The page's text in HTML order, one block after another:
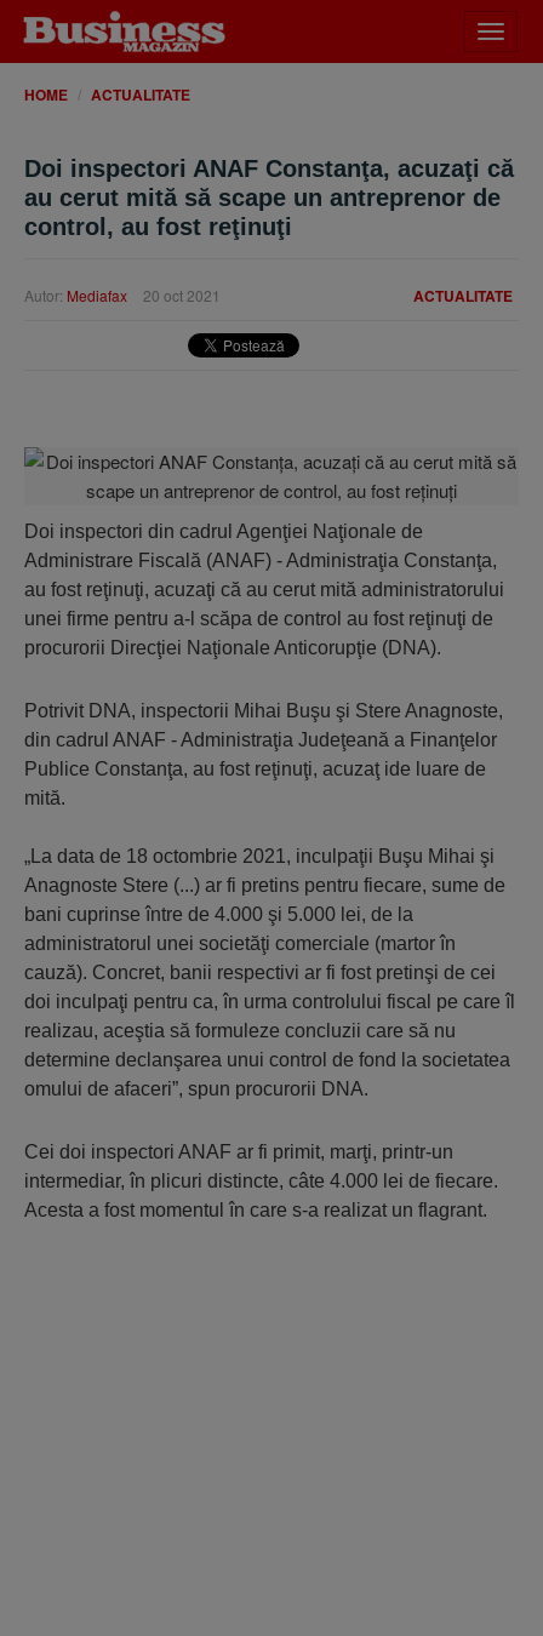
meniu
HOME ACTUALITATE
Doi inspectori ANAF Constanţa, acuzaţi că
au cerut mită să scape un antreprenor de
control, au fost reţinuţi
ACTUALITATE
Autor: Mediafax 20 oct 2021
Doi inspectori din cadrul Agenţiei Naţionale de
Administrare Fiscală (ANAF) - Administraţia Constanţa,
au fost reţinuţi, acuzaţi că au cerut mită administratorului
unei firme pentru a-l scăpa de control au fost reţinuţi de
procurorii Direcţiei Naţionale Anticorupţie (DNA).
Potrivit DNA, inspectorii Mihai Buşu şi Stere Anagnoste,
din cadrul ANAF - Administraţia Judeţeană a Finanţelor
Publice Constanţa, au fost reţinuţi, acuzaţ ide luare de
mită.
„La data de 18 octombrie 2021, inculpaţii Buşu Mihai şi
Anagnoste Stere (...) ar fi pretins pentru fiecare, sume de
bani cuprinse între de 4.000 şi 5.000 lei, de la
administratorul unei societăţi comerciale (martor în
cauză). Concret, banii respectivi ar fi fost pretinşi de cei
doi inculpaţi pentru ca, în urma controlului fiscal pe care îl
realizau, aceştia să formuleze concluzii care să nu
determine declanşarea unui control de fond la societatea
omului de afaceri”, spun procurorii DNA.
Cei doi inspectori ANAF ar fi primit, marţi, printr-un
intermediar, în plicuri distincte, câte 4.000 lei de fiecare.
Acesta a fost momentul în care s-a realizat un flagrant.